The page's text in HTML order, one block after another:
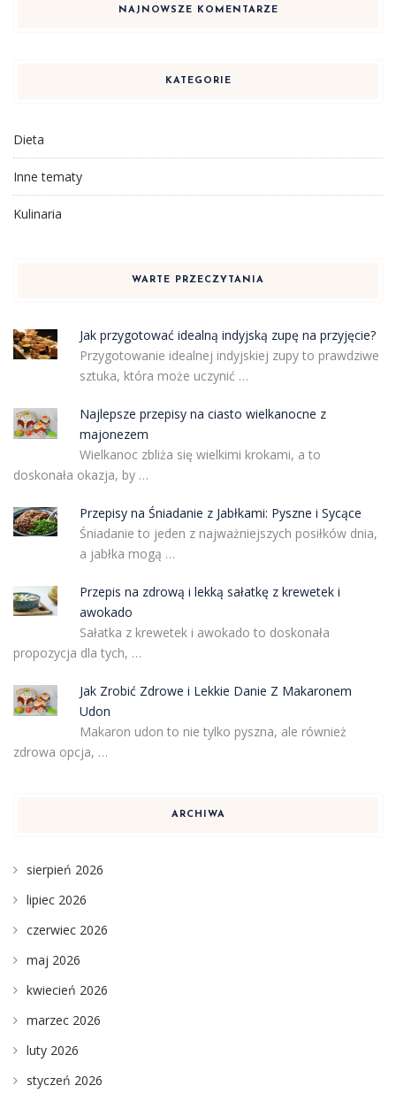
NAJNOWSZE KOMENTARZE
KATEGORIE
Dieta
Inne tematy
Kulinaria
WARTE PRZECZYTANIA
Jak przygotować idealną indyjską zupę na przyjęcie?
Przygotowanie idealnej indyjskiej zupy to prawdziwe
sztuka, która może uczynić …
Najlepsze przepisy na ciasto wielkanocne z
majonezem
Wielkanoc zbliża się wielkimi krokami, a to
doskonała okazja, by …
Przepisy na Śniadanie z Jabłkami: Pyszne i Sycące
Śniadanie to jeden z najważniejszych posiłków dnia,
a jabłka mogą …
Przepis na zdrową i lekką sałatkę z krewetek i
awokado
Sałatka z krewetek i awokado to doskonała
propozycja dla tych, …
Jak Zrobić Zdrowe i Lekkie Danie Z Makaronem
Udon
Makaron udon to nie tylko pyszna, ale również
zdrowa opcja, …
ARCHIWA
sierpień 2026
lipiec 2026
czerwiec 2026
maj 2026
kwiecień 2026
marzec 2026
luty 2026
styczeń 2026